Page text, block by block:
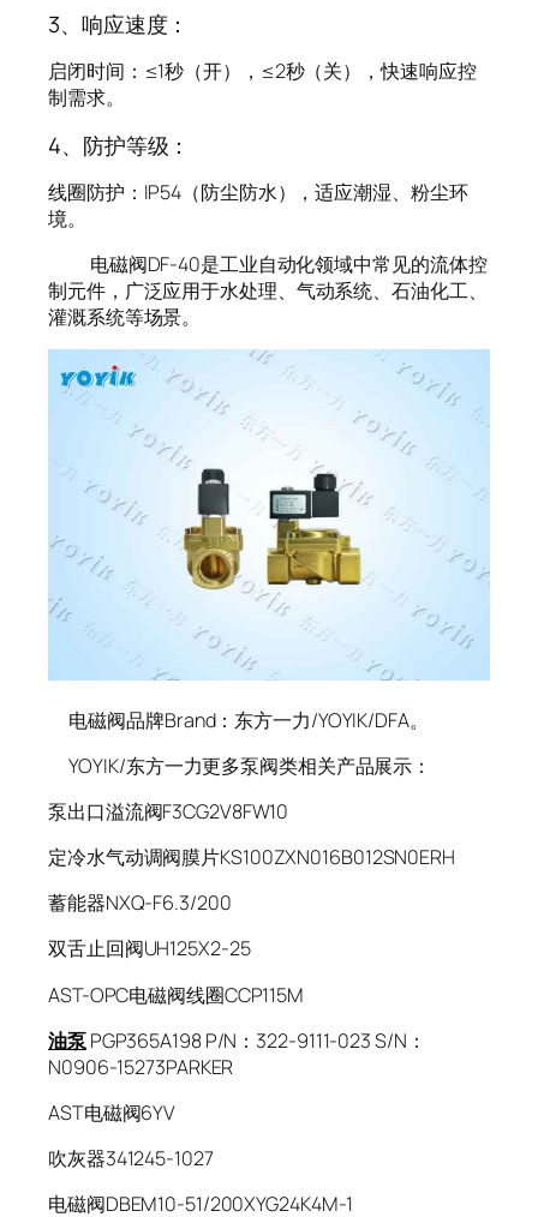
3、响应速度：
启闭时间：≤1秒（开），≤2秒（关），快速响应控
制需求。
4、防护等级：
线圈防护：IP54（防尘防水），适应潮湿、粉尘环
境。
电磁阀DF-40是工业自动化领域中常见的流体控
制元件，广泛应用于水处理、气动系统、石油化工、
灌溉系统等场景。
电磁阀品牌Brand：东方一力/YOYIK/DFA。
YOYIK/东方一力更多泵阀类相关产品展示：
泵出口溢流阀F3CG2V8FW10
定冷水气动调阀膜片KS100ZXN016B012SN0ERH
蓄能器NXQ-F6.3/200
双舌止回阀UH125X2-25
AST-OPC电磁阀线圈CCP115M
油泵PGP365A198 P/N：322-9111-023 S/N：
N0906-15273PARKER
AST电磁阀6YV
吹灰器341245-1027
电磁阀DBEM10-51/200XYG24K4M-1